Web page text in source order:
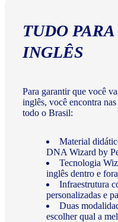
TUDO
INGLÊS
Para garantir que você
inglês, você encontra
todo o Brasil:
Material
DNA Wizard by
Tecnologia
inglês dentro e
Infraestrutura
personalizadas e
Duas
escolher qual a